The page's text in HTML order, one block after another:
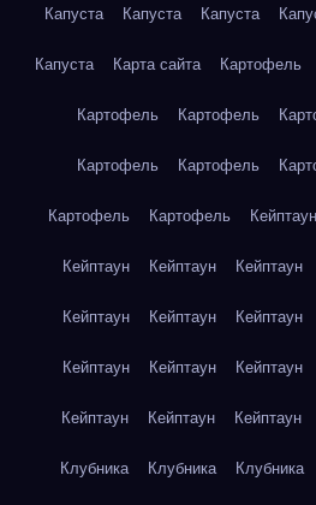
Капуста Капуста Капуста
Капуста Карта сайта Картофель
Картофель Картофель
Картофель Картофель
Картофель Картофель Кейптаун
Кейптаун Кейптаун Кейптаун
Кейптаун Кейптаун Кейптаун
Кейптаун Кейптаун Кейптаун
Кейптаун Кейптаун Кейптаун
Клубника Клубника Клубника